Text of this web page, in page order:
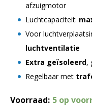
afzuigmotor
Luchtcapaciteit:
Voor
luchtventilatie
Extra geïsoleerd,
Regelbaar met
Voorraad: 5 op